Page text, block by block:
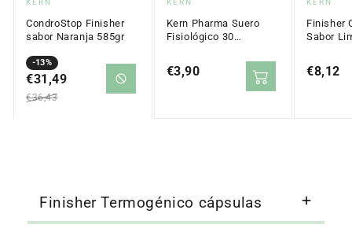
KERN
CondroStop Finisher
sabor Naranja 585gr
-13%
Precio
en
oferta
€31,49
Precio
regular
€36,43
KERN
Kern Pharma Suero
Fisiológico 30
Precio
€3,90
KERN
Finisher
Sabor
Precio
€8,12
Finisher Termogénico cápsulas